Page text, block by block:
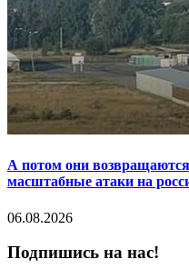
А потом они
масштабные атаки на
06.08.2026
Подпишись на нас!